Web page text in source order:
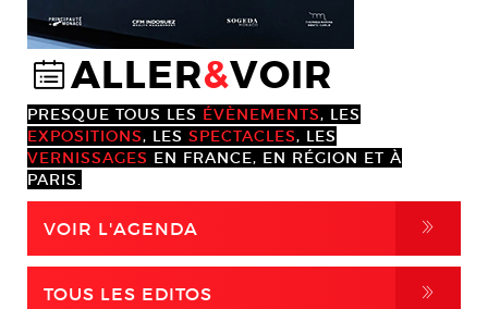
@ALLER&VOIR
PRESQUE TOUS LES ÉVÈNEMENTS, LES
EXPOSITIONS, LES SPECTACLES, LES
VERNISSAGES EN FRANCE, EN RÉGION ET À
PARIS.
VOIR L'AGENDA ,
TOUS LES EDITOS ,